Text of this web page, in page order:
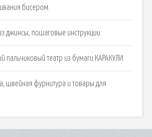
бисером.
джинсы, пошаговые инструкции.
пальчиковый театр из бумаги КАРАКУЛИ.
швейная фурнитура и товары для